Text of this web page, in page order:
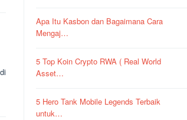
Apa Itu Kasbon dan Bagaimana Cara
Mengaj…
5 Top Koin Crypto RWA ( Real World
Asset…
5 Hero Tank Mobile Legends Terbaik
untuk…